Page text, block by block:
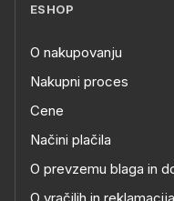
ESHOP
O nakupovanju
Nakupni proces
Cene
Načini plačila
O prevzemu blaga in
O vračilih in